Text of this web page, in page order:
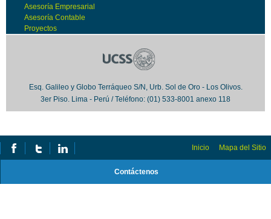
Asesoría Empresarial
Asesoría Contable
Proyectos
Esq. Galileo y Globo Terráqueo S/N, Urb. Sol de Oro - Los Olivos.
3er Piso. Lima - Perú / Teléfono: (01) 533-8001 anexo 118
Inicio Mapa del Sitio
Contáctenos